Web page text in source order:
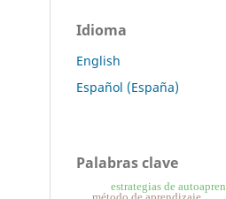
Idioma
English
Español (España)
Palabras clave
método de aprendizaje
estrategias de